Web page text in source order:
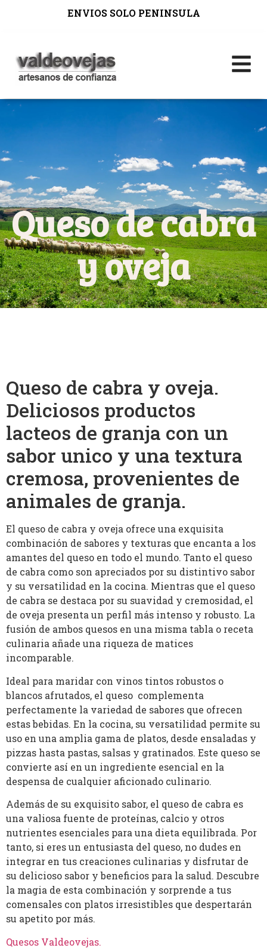
ENVIOS SOLO PENINSULA
Queso de cabra
y oveja
Queso de cabra y oveja.
Deliciosos productos
lacteos de granja con un
sabor unico y una textura
cremosa, provenientes de
animales de granja.
El queso de cabra y oveja ofrece una exquisita
combinación de sabores y texturas que encanta a los
amantes del queso en todo el mundo. Tanto el queso
de cabra como son apreciados por su distintivo sabor
y su versatilidad en la cocina. Mientras que el queso
de cabra se destaca por su suavidad y cremosidad, el
de oveja presenta un perfil más intenso y robusto. La
fusión de ambos quesos en una misma tabla o receta
culinaria añade una riqueza de matices
incomparable.
Ideal para maridar con vinos tintos robustos o
blancos afrutados, el queso complementa
perfectamente la variedad de sabores que ofrecen
estas bebidas. En la cocina, su versatilidad permite su
uso en una amplia gama de platos, desde ensaladas y
pizzas hasta pastas, salsas y gratinados. Este queso se
convierte así en un ingrediente esencial en la
despensa de cualquier aficionado culinario.
Además de su exquisito sabor, el queso de cabra es
una valiosa fuente de proteínas, calcio y otros
nutrientes esenciales para una dieta equilibrada. Por
tanto, si eres un entusiasta del queso, no dudes en
integrar en tus creaciones culinarias y disfrutar de
su delicioso sabor y beneficios para la salud. Descubre
la magia de esta combinación y sorprende a tus
comensales con platos irresistibles que despertarán
su apetito por más.
Quesos Valdeovejas.